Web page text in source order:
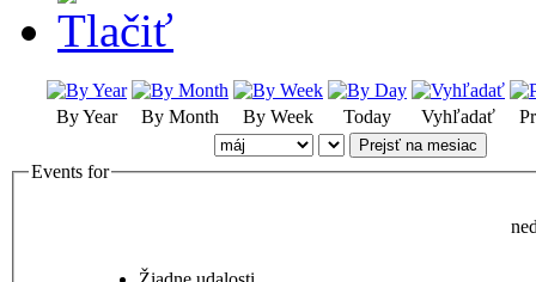
By Year By Month By Week Today Vyhľadať
Prejsť na mesiac
Events for